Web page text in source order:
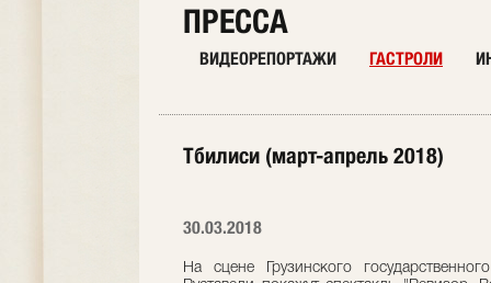
ПРЕССА
ВИДЕОРЕПОРТАЖИ ГАСТРОЛИ
Тбилиси (март-апрель 2018)
30.03.2018
На сцене Грузинского